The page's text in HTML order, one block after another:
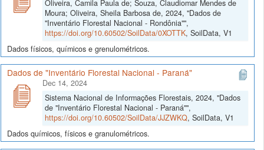
Oliveira, Camila Paula de; Souza, Claudiomar Mendes de
Moura; Oliveira, Sheila Barbosa de, 2024, "Dados de
"Inventário Florestal Nacional - Rondônia"",
https://doi.org/10.60502/SoilData/0XOTTK, SoilData, V1
Dados físicos, químicos e grenulométricos.
Dados de "Inventário Florestal Nacional - Paraná"
Dec 14, 2024
Sistema Nacional de Informações Florestais, 2024, "Dados
de "Inventário Florestal Nacional - Paraná"",
https://doi.org/10.60502/SoilData/JJZWKQ, SoilData, V1
Dados químicos, físicos e granulométricos.